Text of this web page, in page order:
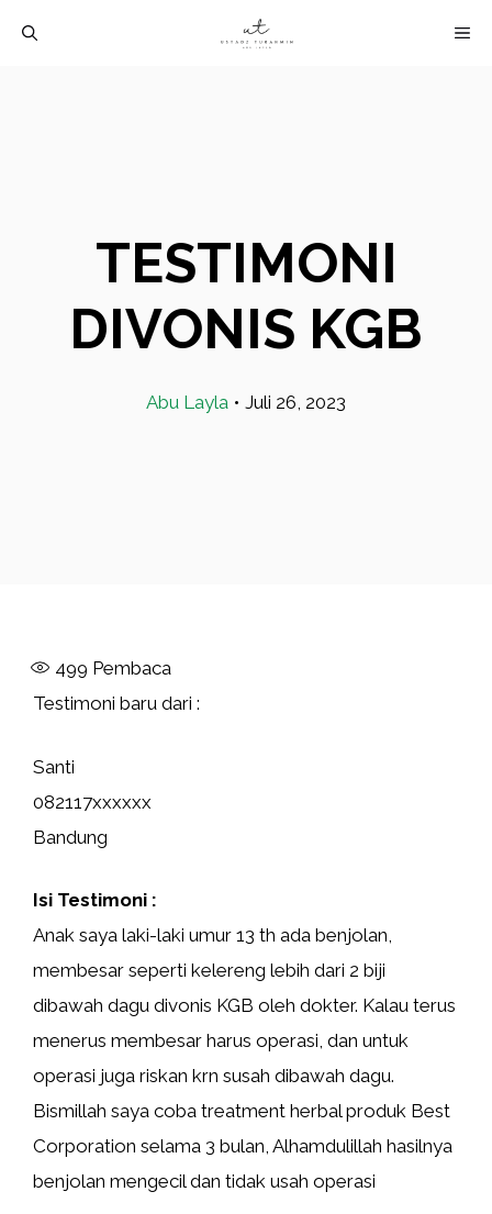
TESTIMONI
DIVONIS KGB
Abu Layla • Juli 26, 2023
499 Pembaca
Testimoni baru dari :
Santi
082117xxxxxx
Bandung
Isi Testimoni :
Anak saya laki-laki umur 13 th ada benjolan,
membesar seperti kelereng lebih dari 2 biji
dibawah dagu divonis KGB oleh dokter. Kalau terus
menerus membesar harus operasi, dan untuk
operasi juga riskan krn susah dibawah dagu.
Bismillah saya coba treatment herbal produk Best
Corporation selama 3 bulan, Alhamdulillah hasilnya
benjolan mengecil dan tidak usah operasi